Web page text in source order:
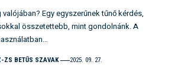
Egy egyszerűnek tűnő kérdés,
összetettebb, mint gondolnánk. A
ZS BETŰS SZAVAK 2025. 09. 27.